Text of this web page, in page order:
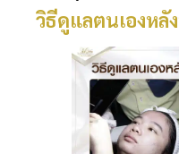
วิธีดูแลตนเองหลั